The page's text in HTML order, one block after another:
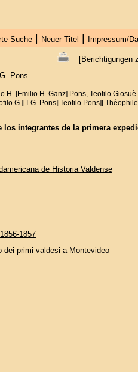
Suche | Neuer Titel |
Impressum/
[Berichtigungen
Pons
H. [Emilio H. Ganz] Pons, Teofilo
G.][T.G. Pons][Teofilo Pons][
los integrantes de la primera
de Historia Valdense
1857
dei primi valdesi a Montevideo